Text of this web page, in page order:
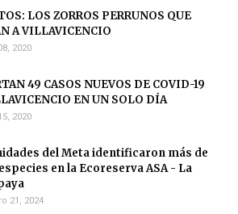
LOS ZORROS PERRUNOS QUE
A VILLAVICENCIO
2020
49 CASOS NUEVOS DE COVID-19
EN UN SOLO DÍA
2020
del Meta identificaron más de
en la Ecoreserva ASA - La
21, 2024